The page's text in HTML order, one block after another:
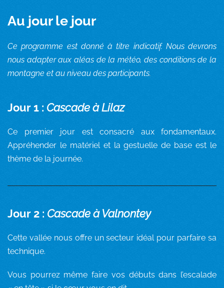
Au jour le jour
Ce programme est donné à titre indicatif. Nous devrons
nous adapter aux aléas de la météo, des conditions de la
montagne et au niveau des participants.
Jour 1 : Cascade à Lilaz
Ce premier jour est consacré aux fondamentaux.
Appréhender le matériel et la gestuelle de base est le
thème de la journée.
Jour 2 : Cascade à Valnontey
Cette vallée nous offre un secteur idéal pour parfaire sa
technique.
Vous pourrez même faire vos débuts dans l’escalade